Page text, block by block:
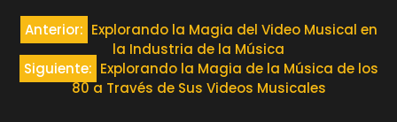
Navegación
de
entradas
Anterior: Explorando la Magia del Video Musical en
la Industria de la Música
Siguiente: Explorando la Magia de la Música de los
80 a Través de Sus Videos Musicales